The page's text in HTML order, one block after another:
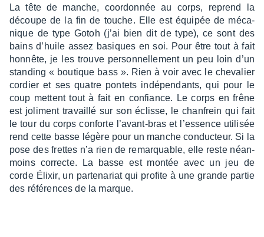
La tête de manche, coor­don­née au corps, reprend la
découpe de la fin de touche. Elle est équi­pée de méca­
nique de type Gotoh (j’ai bien dit de type), ce sont des
bains d’huile assez basiques en soi. Pour être tout à fait
honnête, je les trouve person­nel­le­ment un peu loin d’un
stan­ding « boutique bass ». Rien à voir avec le cheva­lier
cordier et ses quatre pontets indé­pen­dants, qui pour le
coup mettent tout à fait en confiance. Le corps en frêne
est joli­ment travaillé sur son éclisse, le chan­frein qui fait
le tour du corps conforte l’avant-bras et l’es­sence utili­sée
rend cette basse légère pour un manche conduc­teur. Si la
pose des frettes n’a rien de remarquable, elle reste néan­
moins correcte. La basse est montée avec un jeu de
corde Élixir, un parte­na­riat qui profite à une grande partie
des réfé­rences de la marque.